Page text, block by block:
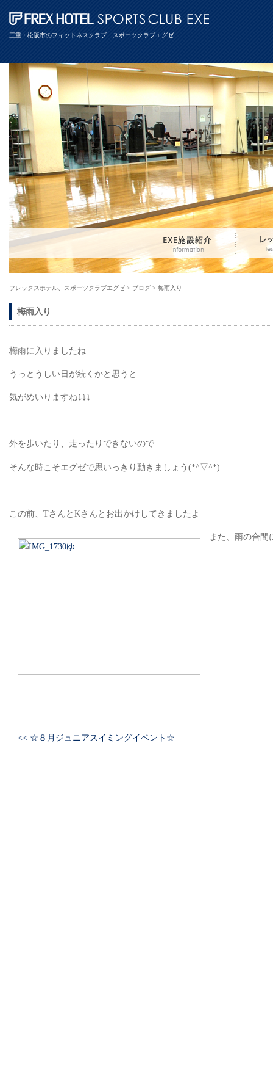
三重・松阪市のフィットネスクラブ スポーツクラブエグゼ
フレックスホテル、スポーツクラブエグゼ > ブログ > 梅雨入り
梅雨入り
梅雨に入りましたね
うっとうしい日が続くかと思うと
気がめいりますね⤵⤵⤵
外を歩いたり、走ったりできないので
そんな時こそエグゼで思いっきり動きましょう(*^▽^*)
この前、TさんとKさんとお出かけしてきましたよ
また、雨の合間
<< ☆８月ジュニアスイミングイベント☆